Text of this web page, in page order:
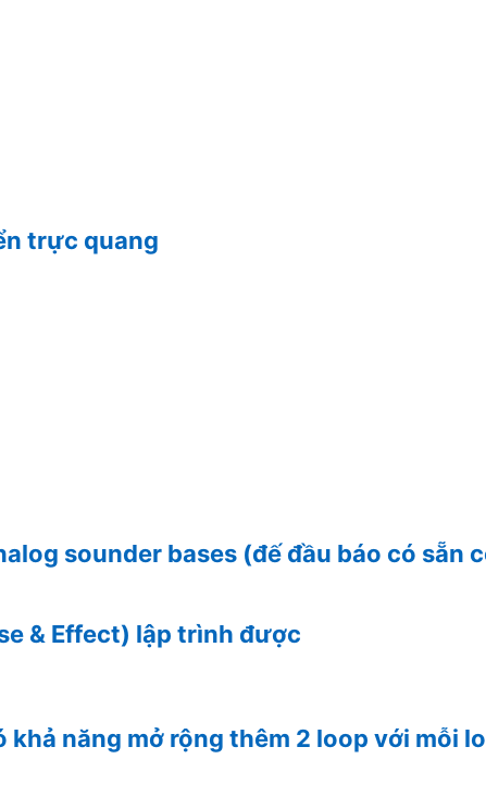
trực quang
sounder bases (đế đầu báo có sẵn
& Effect) lập trình được
năng mở rộng thêm 2 loop với mỗi